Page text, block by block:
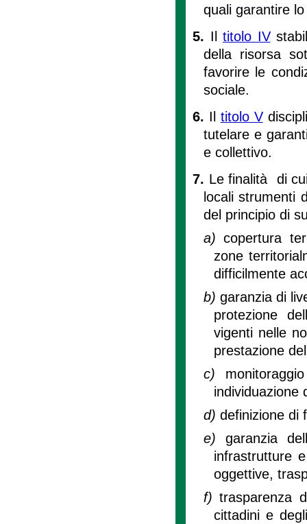
quali garantire
5. Iltitolo IV
della risorsa
favorire le
sociale.
6. Il titolo V
tutelare e
e collettivo.
7. Le finalità di
locali strumenti
del principio di
a)copertura
zone
difficilmente
b) garanzia di
protezione
vigenti nelle
prestazione
c)
individuazione
d) definizione di
e)garanzia
infrastrutture
oggettive,
f)trasparenza
cittadini e